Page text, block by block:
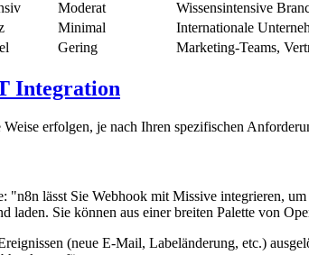
Moderat
Wissensintensive
Minimal
Internationale
Gering Marketing-Teams,
Integration
erfolgen, je nach Ihren spezifischen
lässt Sie Webhook mit Missive integrieren,
laden. Sie können aus einer breiten Palette von
(neue E-Mail, Labeländerung, etc.)